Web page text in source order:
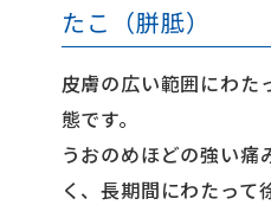
たこ（胼胝）
皮膚の広い範囲にわた
態です。
うおのめほどの強い痛
く、長期間にわたって